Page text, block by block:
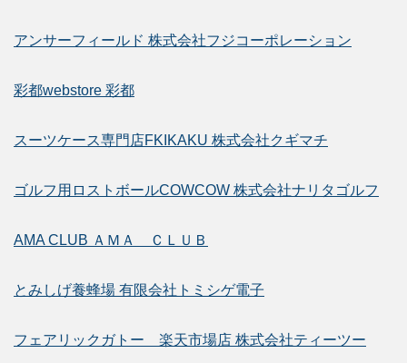
アンサーフィールド 株式会社フジコーポレーション
彩都webstore 彩都
スーツケース専門店FKIKAKU 株式会社クギマチ
ゴルフ用ロストボールCOWCOW 株式会社ナリタゴルフ
AMA CLUB ＡＭＡ ＣＬＵＢ
とみしげ養蜂場 有限会社トミシゲ電子
フェアリックガトー 楽天市場店 株式会社ティーツー